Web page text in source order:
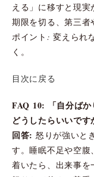
える」に移すと現実
期限を切る、第三者
ポイント: 変えられ
く。
目次に戻る
FAQ 10: 「自分ばか
どうしたらいいです
回答: 怒りが強いと
す。睡眠不足や空腹
着いたら、出来事